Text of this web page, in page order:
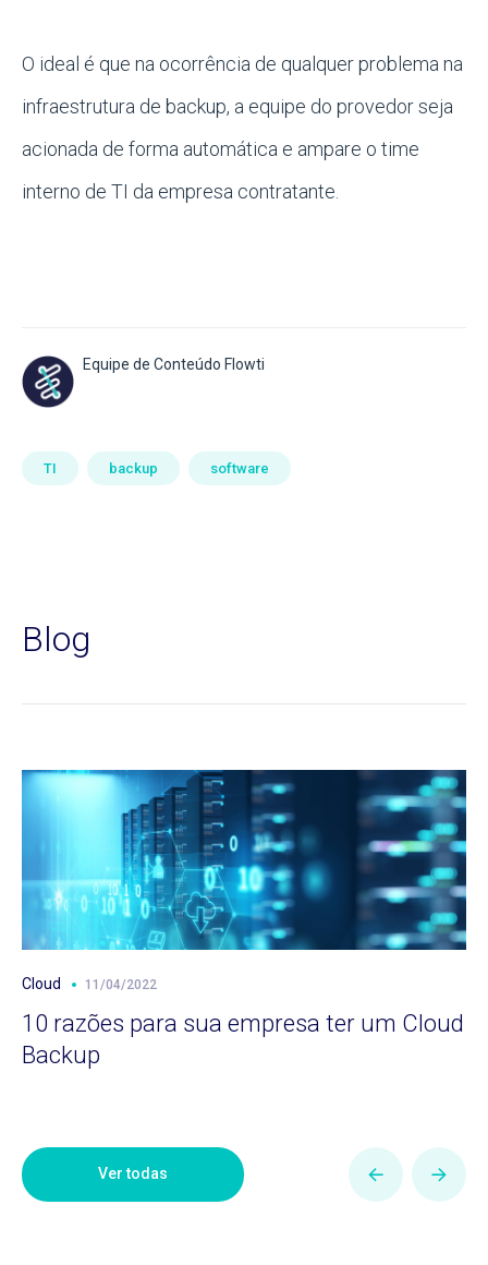
O ideal é que na ocorrência de qualquer problema na
infraestrutura de backup, a equipe do provedor seja
acionada de forma automática e ampare o time
interno de TI da empresa contratante.
Equipe de Conteúdo Flowti
TI backup software
Blog
Cloud 11/04/2022
10 razões para sua empresa ter um Cloud
Backup
Ver todas